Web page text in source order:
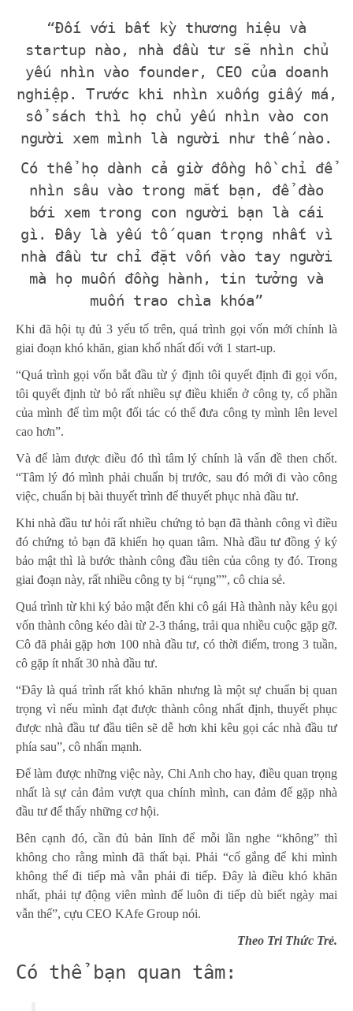
“Đối với bất kỳ thương hiệu và
startup nào, nhà đầu tư sẽ nhìn chủ
yếu nhìn vào founder, CEO của doanh
nghiệp. Trước khi nhìn xuống giấy má,
sổ sách thì họ chủ yếu nhìn vào con
người xem mình là người như thế nào.
Có thể họ dành cả giờ đồng hồ chỉ để
nhìn sâu vào trong mắt bạn, để đào
bới xem trong con người bạn là cái
gì. Đây là yếu tố quan trọng nhất vì
nhà đầu tư chỉ đặt vốn vào tay người
mà họ muốn đồng hành, tin tưởng và
muốn trao chìa khóa”
Khi đã hội tụ đủ 3 yếu tố trên, quá trình gọi vốn mới chính là
giai đoạn khó khăn, gian khổ nhất đối với 1 start-up.
“Quá trình gọi vốn bắt đầu từ ý định tôi quyết định đi gọi vốn,
tôi quyết định từ bỏ rất nhiều sự điều khiển ở công ty, cổ phần
của mình để tìm một đối tác có thể đưa công ty mình lên level
cao hơn”.
Và để làm được điều đó thì tâm lý chính là vấn đề then chốt.
“Tâm lý đó mình phải chuẩn bị trước, sau đó mới đi vào công
việc, chuẩn bị bài thuyết trình để thuyết phục nhà đầu tư.
Khi nhà đầu tư hỏi rất nhiều chứng tỏ bạn đã thành công vì điều
đó chứng tỏ bạn đã khiến họ quan tâm. Nhà đầu tư đồng ý ký
bảo mật thì là bước thành công đầu tiên của công ty đó. Trong
giai đoạn này, rất nhiều công ty bị “rụng””, cô chia sẻ.
Quá trình từ khi ký bảo mật đến khi cô gái Hà thành này kêu gọi
vốn thành công kéo dài từ 2-3 tháng, trải qua nhiều cuộc gặp gỡ.
Cô đã phải gặp hơn 100 nhà đầu tư, có thời điểm, trong 3 tuần,
cô gặp ít nhất 30 nhà đầu tư.
“Đây là quá trình rất khó khăn nhưng là một sự chuẩn bị quan
trọng vì nếu mình đạt được thành công nhất định, thuyết phục
được nhà đầu tư đầu tiên sẽ dễ hơn khi kêu gọi các nhà đầu tư
phía sau”, cô nhấn mạnh.
Để làm được những việc này, Chi Anh cho hay, điều quan trọng
nhất là sự cản đảm vượt qua chính mình, can đảm để gặp nhà
đầu tư để thấy những cơ hội.
Bên cạnh đó, cần đủ bản lĩnh để mỗi lần nghe “không” thì
không cho rằng mình đã thất bại. Phải “cố gắng để khi mình
không thể đi tiếp mà vẫn phải đi tiếp. Đây là điều khó khăn
nhất, phải tự động viên mình để luôn đi tiếp dù biết ngày mai
vẫn thế”, cựu CEO KAfe Group nói.
Theo Tri Thức Trẻ.
Có thể bạn quan tâm: